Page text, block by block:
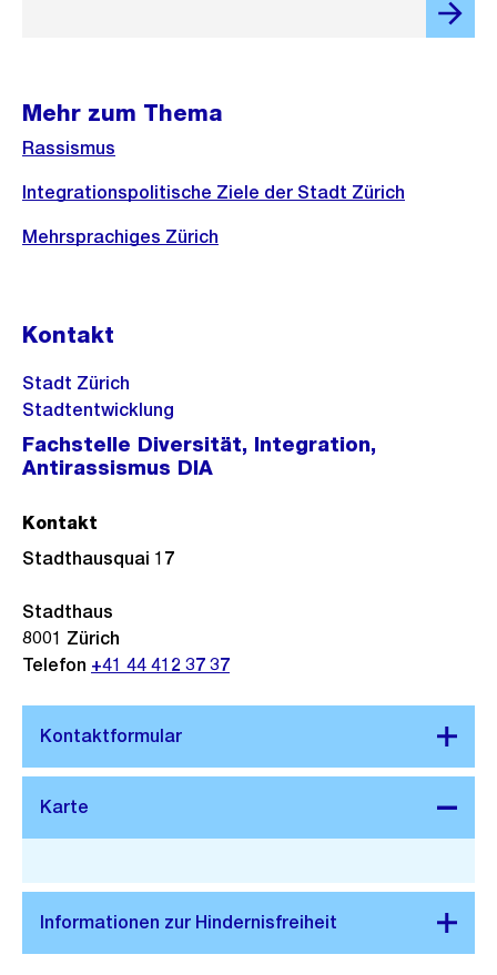
Mehr zum Thema
Rassismus
Integrationspolitische Ziele der Stadt Zürich
Mehrsprachiges Zürich
Kontakt
Stadt Zürich
Stadtentwicklung
Fachstelle Diversität, Integration,
Antirassismus DIA
Stadtplan 3D
Kontakt
Stadthausquai 17
Stadthaus
8001 Zürich
Telefon +41 44 412 37 37